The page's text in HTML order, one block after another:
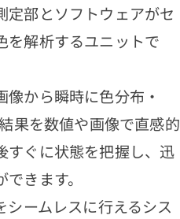
定部とソフトウェアがセ
を解析するユニットで
から瞬時に色分布・
果を数値や画像で直感的
すぐに状態を把握し、迅
きます。
シームレスに行えるシス